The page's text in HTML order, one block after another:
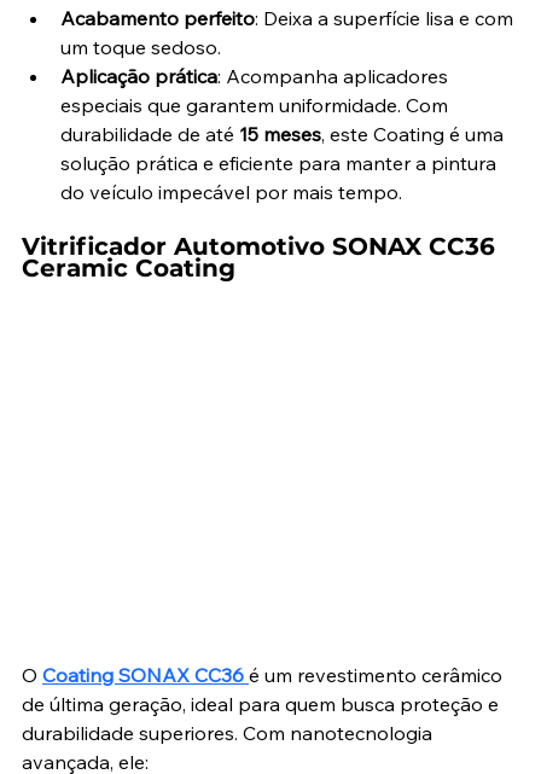
Acabamento perfeito: Deixa a superfície lisa e com
um toque sedoso.
Aplicação prática: Acompanha aplicadores
especiais que garantem uniformidade. Com
durabilidade de até 15 meses, este Coating é uma
solução prática e eficiente para manter a pintura
do veículo impecável por mais tempo.
Vitrificador Automotivo SONAX CC36
Ceramic Coating
O Coating SONAX CC36 é um revestimento cerâmico
de última geração, ideal para quem busca proteção e
durabilidade superiores. Com nanotecnologia
avançada, ele: